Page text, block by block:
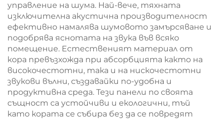
управление на шума. Най-вече, тяхната
изключителна акустична производителност
ефективно намалява шумовото замърсяване и
подобрява яснотата на звука във всяко
помещение. Естественият материал от
кора превъзхожда при абсорбцията както на
високочестотни, така и на нискочестотни
звукови вълни, създавайки по-удобна и
продуктивна среда. Тези панели по своята
същност са устойчиви и екологични, тъй
като кората се събира без да се повредят